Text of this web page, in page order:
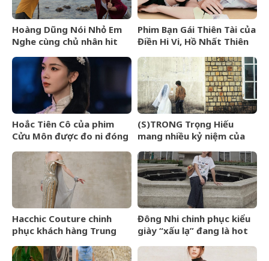
Hoàng Dũng Nói Nhỏ Em
Nghe cùng chủ nhân hit
Phim Bạn Gái Thiên Tài của
Điền Hi Vi, Hồ Nhất Thiên
kịch bản phi lý
Hoắc Tiên Cô của phim
Cửu Môn được đo ni đóng
(S)TRONG Trọng Hiếu
mang nhiều kỷ niệm của
vẫn yêu em) đến giây cuối
cùng
Hacchic Couture chinh
phục khách hàng Trung
thảo
Đông Nhi chinh phục kiểu
giày “xấu lạ” đang là hot